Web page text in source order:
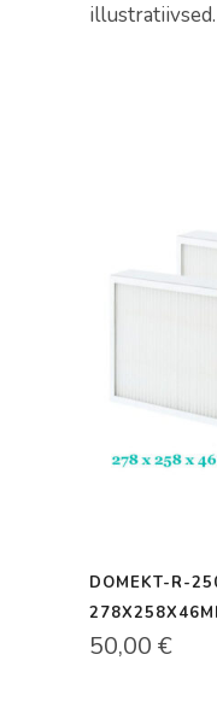
illustratiivsed.
DOMEKT-R-
50,00 €